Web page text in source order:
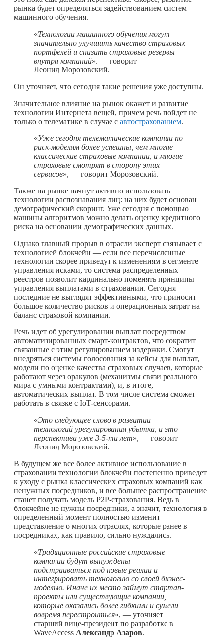
рынка будет определяться задействованием систем
машинного обучения.
«Технологии машинного обучения могут
значительно улучшить качество страховых
портфелей и снизить страховые резервы
внутри компаний», — говорит
Леонид Морозовский.
Он уточняет, что сегодня такие решения уже доступны.
Значительное влияние на рынок окажет и развитие
технологии Интернета вещей, причем речь пойдет не
только о телематике в случае с автострахованием.
«Уже сегодня телематические компании по
риск-моделям более успешны, чем многие
классические страховые компании, и многие
страховые смотрят в сторону этих
сервисов», — говорит Морозовский.
Также на рынке начнут активно использовать
технологии распознавания лиц: на них будет основан
демографический скоринг. Уже сегодня с помощью
машины алгоритмов можно делать оценку кредитного
риска на основании демографических данных.
Однако главный прорыв в отрасли эксперт связывает с
технологией блокчейн — если все перечисленные
технологии скорее приведут к изменениям в сегменте
управления исками, то система распределенных
реестров позволит кардинально поменять принципы
управления выплатами в страховании. Сегодня
последние не выглядят эффективными, что приносит
большое количество рисков и операционных затрат на
баланс страховой компании.
Речь идет об урегулировании выплат посредством
автоматизированных смарт-контрактов, что сократит
связанные с этим регулированием издержки. Смогут
внедряться системы голосования за кейсы для выплат,
модели по оценке качества страховых случаев, которые
работают через оракулов (механизмы связи реального
мира с умными контрактами), и, в итоге,
автоматических выплат. В том числе система сможет
работать в связке с IoT-сенсорами.
«Это следующее слово в развитии
технологий урегулирования убытка, и это
перспектива уже 3-5-ти лет», — говорит
Леонид Морозовский.
В будущем же все более активное использование в
страховании технологии блокчейн постепенно приведет
к уходу с рынка классических страховых компаний как
ненужных посредников, и все большее распространение
станет получать модель Р2Р-страхования. Ведь в
блокчейне не нужны посредники, а значит, технология в
определенный момент полностью изменит
представление о многих отраслях, которые ранее в
посредниках, как правило, сильно нуждались.
«Традиционные российские страховые
компании будут вынуждены
подстраиваться под новые реалии и
интегрировать технологию со своей бизнес-
моделью. Иначе их место займут стартап-
проекты или существующие компании,
которые оказались более гибкими и сумели
вовремя перестроиться», — уточняет
старший вице-президент по разработке в
WaveAccess Александр Азаров.